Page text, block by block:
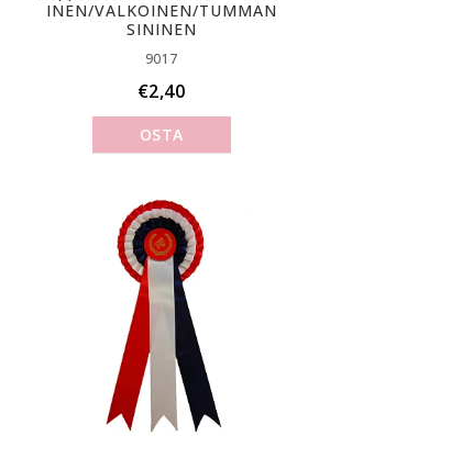
I­N­E­N­/­V­A­L­K­O­I­N­E­N­/­T­U­M­M­A­N
SININEN
9017
€2,40
OSTA